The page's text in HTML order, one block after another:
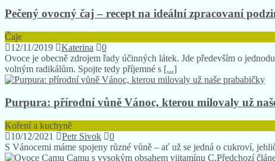
Pečený ovocný čaj – recept na ideální zpracovaní
Čaje
12/11/2019
Katerina
0
Ovoce je obecně zdrojem řady účinných látek. Jde především o
volným radikálům. Spojte tedy příjemné s[...]
Purpura: přírodní vůně Vánoc, kterou milovaly už
Koření a kuchyně
10/12/2021
Petr Sivok
0
S Vánocemi máme spojeny různé vůně – ať už se jedná o cukroví,